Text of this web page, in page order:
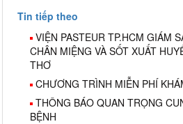
Tin tiếp theo
VIỆN PASTEUR TP.HCM GIÁM
CHÂN MIỆNG VÀ SỐT XUẤT
THƠ
CHƯƠNG TRÌNH MIỄN PHÍ
THÔNG BÁO QUAN TRỌNG
BỆNH